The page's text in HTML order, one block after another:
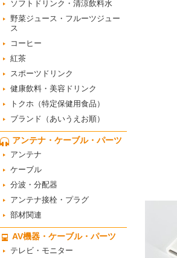
ソフトドリンク・清涼飲料水
野菜ジュース・フルーツジュー
ス
コーヒー
紅茶
スポーツドリンク
健康飲料・美容ドリンク
トクホ（特定保健用食品）
ブランド（あいうえお順）
アンテナ・ケーブル・パーツ
アンテナ
ケーブル
分波・分配器
アンテナ接栓・プラグ
部材関連
AV機器・ケーブル・パーツ
テレビ・モニター